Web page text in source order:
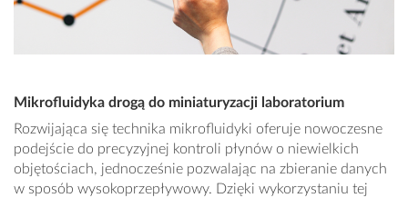
Mikrofluidyka drogą do miniaturyzacji laboratorium
Rozwijająca się technika mikrofluidyki oferuje nowoczesne
podejście do precyzyjnej kontroli płynów o niewielkich
objętościach, jednocześnie pozwalając na zbieranie danych
w sposób wysokoprzepływowy. Dzięki wykorzystaniu tej